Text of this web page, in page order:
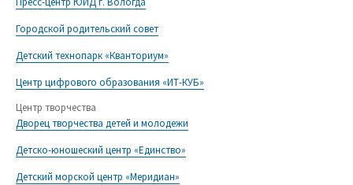
Городской родительский совет
Детский технопарк «Кванториум»
Центр цифрового образования «ИТ-КУБ»
Центр творчества
Дворец творчества детей и молодежи
Детско-юношеский центр «Единство»
Детский морской центр «Меридиан»